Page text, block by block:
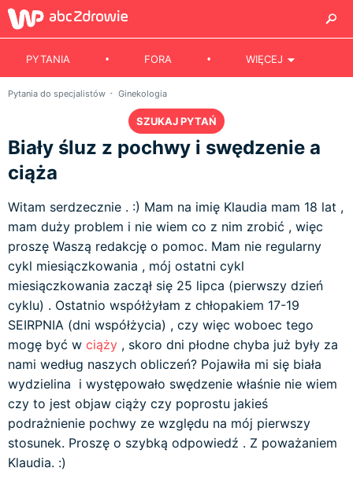
PYTANIA FORA WIĘCEJ
Pytania do specjalistów Ginekologia
SZUKAJ PYTAŃ
Biały śluz z pochwy i swędzenie a
ciąża
Witam serdzecznie . :) Mam na imię Klaudia mam 18 lat ,
mam duży problem i nie wiem co z nim zrobić , więc
proszę Waszą redakcję o pomoc. Mam nie regularny
cykl miesiączkowania , mój ostatni cykl
miesiączkowania zaczął się 25 lipca (pierwszy dzień
cyklu) . Ostatnio współżyłam z chłopakiem 17-19
SEIRPNIA (dni współżycia) , czy więc woboec tego
mogę być w ciąży , skoro dni płodne chyba już były za
nami według naszych obliczeń? Pojawiła mi się biała
wydzielina i występowało swędzenie właśnie nie wiem
czy to jest objaw ciąży czy poprostu jakieś
podrażnienie pochwy ze względu na mój pierwszy
stosunek. Proszę o szybką odpowiedź . Z poważaniem
Klaudia. :)